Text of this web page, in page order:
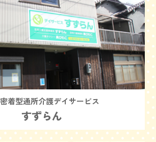
着型通所介護デイサービス
すずらん